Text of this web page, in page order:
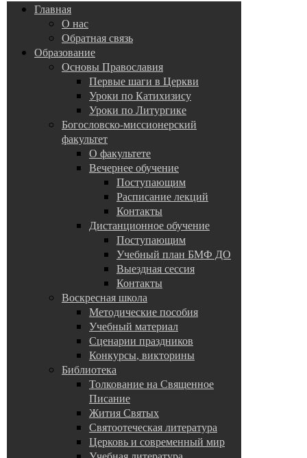
Главная
О нас
Обратная связь
Образование
Основы Православия
Первые шаги в Церкви
Уроки по Катихизису
Уроки по Литургике
Богословско-миссионерский
факультет
О факультете
Вечернее обучение
Поступающим
Расписание лекций
Контакты
Дистанционное обучение
Поступающим
Учебный план БМФ ДО
Выездная сессия
Контакты
Воскресная школа
Методические пособия
Учебный материал
Сценарии праздников
Конкурсы, викторины
Библиотека
Толкование на Священное
Писание
Жития Святых
Святоотеческая литература
Церковь и современный мир